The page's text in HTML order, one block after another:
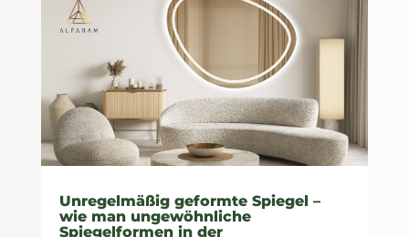
Unregelmäßig geformte Spiegel –
wie man ungewöhnliche
Spiegelformen in der